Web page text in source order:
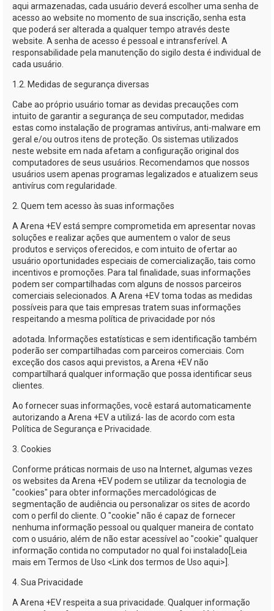
aqui armazenadas, cada usuário deverá escolher uma senha de
acesso ao website no momento de sua inscrição, senha esta
que poderá ser alterada a qualquer tempo através deste
website. A senha de acesso é pessoal e intransferível. A
responsabilidade pela manutenção do sigilo desta é individual de
cada usuário.
1.2. Medidas de segurança diversas
Cabe ao próprio usuário tomar as devidas precauções com
intuito de garantir a segurança de seu computador, medidas
estas como instalação de programas antivírus, anti-malware em
geral e/ou outros itens de proteção. Os sistemas utilizados
neste website em nada afetam a configuração original dos
computadores de seus usuários. Recomendamos que nossos
usuários usem apenas programas legalizados e atualizem seus
antivírus com regularidade.
2. Quem tem acesso às suas informações
A Arena +EVestá sempre comprometida em apresentar novas
soluções e realizar ações que aumentem o valor de seus
produtos e serviços oferecidos, e com intuito de ofertar ao
usuário oportunidades especiais de comercialização, tais como
incentivos e promoções. Para tal finalidade, suas informações
podem ser compartilhadas com alguns de nossos parceiros
comerciais selecionados. A Arena +EVtoma todas as medidas
possíveis para que tais empresas tratem suas informações
respeitando a mesma política de privacidade por nós
adotada. Informações estatísticas e sem identificação também
poderão ser compartilhadas com parceiros comerciais. Com
exceção dos casos aqui previstos, a Arena +EVnão
compartilhará qualquer informação que possa identificar seus
clientes.
Ao fornecer suas informações, você estará automaticamente
autorizando a Arena +EVa utilizá- las de acordo com esta
Política de Segurança e Privacidade.
3. Cookies
Conforme práticas normais de uso na Internet, algumas vezes
os websites da Arena +EVpodem se utilizar da tecnologia de
"cookies" para obter informações mercadológicas de
segmentação de audiência ou personalizar os sites de acordo
com o perfil do cliente. O "cookie" não é capaz de fornecer
nenhuma informação pessoal ou qualquer maneira de contato
com o usuário, além de não estar acessível ao "cookie" qualquer
informação contida no computador no qual foi instalado[Leia
mais em Termos de Uso <Link dos termos de Uso aqui>].
4. Sua Privacidade
A Arena +EVrespeita a sua privacidade. Qualquer informação